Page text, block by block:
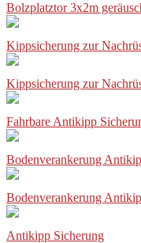
Bolzplatztor 3x2m
Kippsicherung zur
Kippsicherung zur
Fahrbare Antikipp
Bodenverankerung
Bodenverankerung
Antikipp Sicherung